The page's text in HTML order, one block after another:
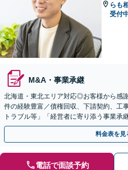
らも
受付
M&A・事業承継
北海道・東北エリア対応◎お客様から感
件の経験豊富／債権回収、下請契約、工
トラブル等」「経営者に寄り添う事業承
を含め総合的アドバイス」顧問契約／
料金表を見
電話で面談予約